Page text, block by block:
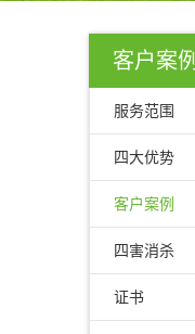
客户案例
服务范围
四大优势
客户案例
四害消杀
证书